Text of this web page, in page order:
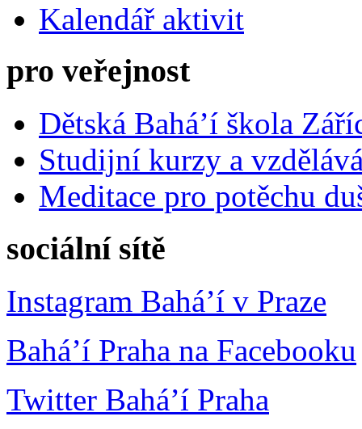
Kalendář aktivit
pro veřejnost
Dětská Bahá’í škola
Studijní kurzy a
Meditace pro potěchu
sociální sítě
Instagram Bahá’í v Praze
Bahá’í Praha na Facebooku
Twitter Bahá’í Praha